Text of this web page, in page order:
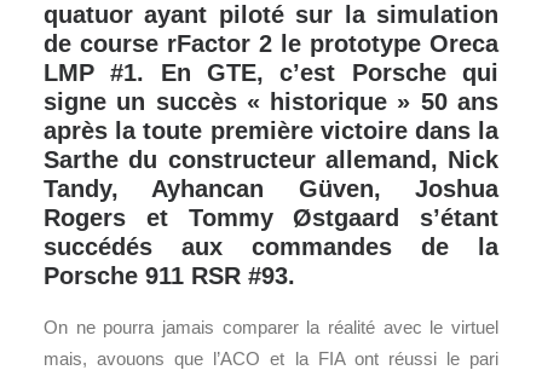
quatuor ayant piloté sur la simulation
de course rFactor 2 le prototype Oreca
LMP #1. En GTE, c’est Porsche qui
signe un succès « historique » 50 ans
après la toute première victoire dans la
Sarthe du constructeur allemand, Nick
Tandy, Ayhancan Güven, Joshua
Rogers et Tommy Østgaard s’étant
succédés aux commandes de la
Porsche 911 RSR #93.
On ne pourra jamais comparer la réalité avec le virtuel
mais, avouons que l’ACO et la FIA ont réussi le pari